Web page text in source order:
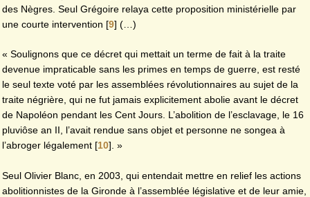
des Nègres. Seul Grégoire relaya cette proposition ministérielle par
une courte intervention [9] (…)
« Soulignons que ce décret qui mettait un terme de fait à la traite
devenue impraticable sans les primes en temps de guerre, est resté
le seul texte voté par les assemblées révolutionnaires au sujet de la
traite négrière, qui ne fut jamais explicitement abolie avant le décret
de Napoléon pendant les Cent Jours. L’abolition de l’esclavage, le 16
pluviôse an II, l’avait rendue sans objet et personne ne songea à
l’abroger légalement [10]. »
Seul Olivier Blanc, en 2003, qui entendait mettre en relief les actions
abolitionnistes de la Gironde à l’assemblée législative et de leur amie,